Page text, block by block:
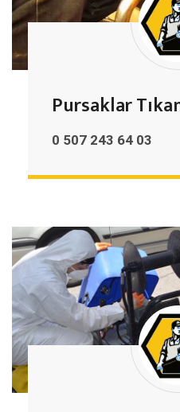
Pursaklar
0 507 243 64 03